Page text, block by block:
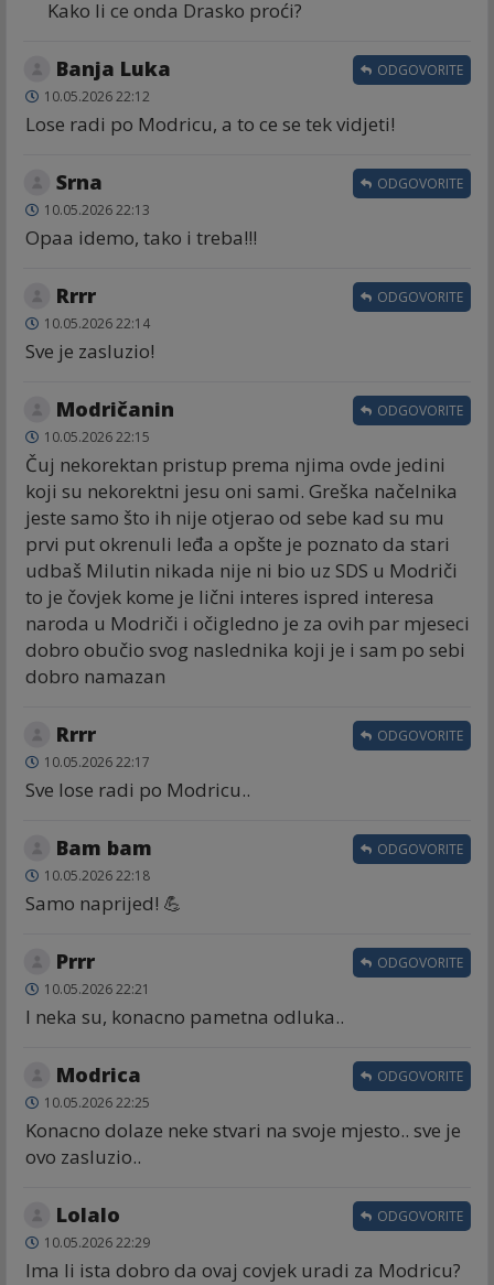
Kako li ce onda Drasko proći?
Banja Luka
10.05.2026 22:12
Lose radi po Modricu, a to ce se tek vidjeti!
ODGOVORITE
Srna
10.05.2026 22:13
Opaa idemo, tako i treba!!!
ODGOVORITE
Rrrr
10.05.2026 22:14
Sve je zasluzio!
ODGOVORITE
Modričanin
10.05.2026 22:15
Čuj nekorektan pristup prema njima ovde jedini
koji su nekorektni jesu oni sami. Greška načelnika
jeste samo što ih nije otjerao od sebe kad su mu
prvi put okrenuli leđa a opšte je poznato da stari
udbaš Milutin nikada nije ni bio uz SDS u Modriči
to je čovjek kome je lični interes ispred interesa
naroda u Modriči i očigledno je za ovih par mjeseci
dobro obučio svog naslednika koji je i sam po sebi
dobro namazan
ODGOVORITE
Rrrr
10.05.2026 22:17
Sve lose radi po Modricu..
ODGOVORITE
Bam bam
10.05.2026 22:18
Samo naprijed! 💪
ODGOVORITE
Prrr
10.05.2026 22:21
I neka su, konacno pametna odluka..
ODGOVORITE
Modrica
10.05.2026 22:25
Konacno dolaze neke stvari na svoje mjesto.. sve je
ovo zasluzio..
ODGOVORITE
Lolalo
10.05.2026 22:29
Ima li ista dobro da ovaj covjek uradi za Modricu?
ODGOVORITE